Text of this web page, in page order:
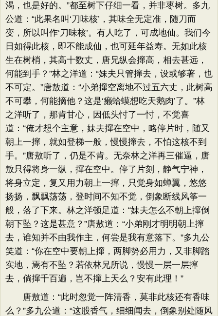
渴，也是好的。”都至树下仔细一看，并非枣树。多九
公道：“此果名叫‘刀味核’，其味全无定准，随刀而
变，所以叫作‘刀味核’。有人吃了，可成地仙。我们今
日如得此核，即不能成仙，也可延年益寿。无如此核
生在树梢，其高十数丈，唐兄纵会撺高，相去甚远，
何能到手？”林之洋道：“妹夫只管撺去，设或够著，也
不可定。”唐敖道：“小弟撺空离地不过五六丈，此树高
不可攀，何能摘他？这是‘癞蛤蟆想吃天鹅肉’了。”林
之洋听了，那肯甘心，因低头忖了一忖，不觉喜
道：“俺才想个主意，妹夫撺在空中，略停片时，随又
朝上一撺，就如登梯一般，慢慢撺去，不怕这核不到
手。”唐敖听了，仍是不肯。无奈林之洋再三催逼，唐
敖只得将身一纵，撺在空中。停了片刻，静气宁神，
将身立定，复又用力朝上一撺，只觉身如蝉翼，悠悠
扬扬，飘飘荡荡，登时间不知不觉，倒象断线风筝一
般，落了下来。林之洋顿足道：“妹夫怎么不朝上撺倒
朝下坠？这是甚意？”唐敖道：“小弟刚才明明朝上撺
去，谁知并不由我作主，何尝是我有意落下。”多九公
笑道：“你在空中要朝上撺，两脚势必用力，又非脚踏
实地，焉有不坠？若依林兄所说，慢慢一层一层撺
去，倘撺千百遍，岂不撺上天么？安有此理！”
唐敖道：“此时忽觉一阵清香，莫非此核还有香味
么？”多九公道：“这股香气，细细闻去，倒象别处随风